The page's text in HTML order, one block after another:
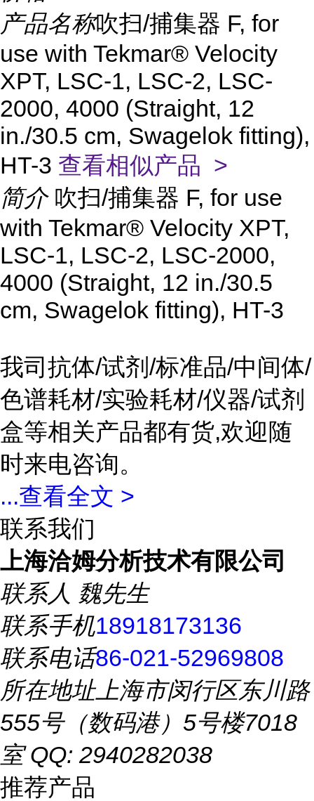
产品名称吹扫/捕集器 F, for
use with Tekmar® Velocity
XPT, LSC-1, LSC-2, LSC-
2000, 4000 (Straight, 12
in./30.5 cm, Swagelok fitting),
HT-3 查看相似产品 >
简介 吹扫/捕集器 F, for use
with Tekmar® Velocity XPT,
LSC-1, LSC-2, LSC-2000,
4000 (Straight, 12 in./30.5
cm, Swagelok fitting), HT-3
我司抗体/试剂/标准品/中间体/
色谱耗材/实验耗材/仪器/试剂
盒等相关产品都有货,欢迎随
时来电咨询。
...查看全文 >
联系我们
上海洽姆分析技术有限公司
联系人 魏先生
联系手机18918173136
联系电话86-021-52969808
所在地址上海市闵行区东川路
555号（数码港）5号楼7018
室 QQ: 2940282038
推荐产品